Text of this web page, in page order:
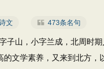
文 473条名句
子山，小字兰成，北周时
的文学素养，又来到北方